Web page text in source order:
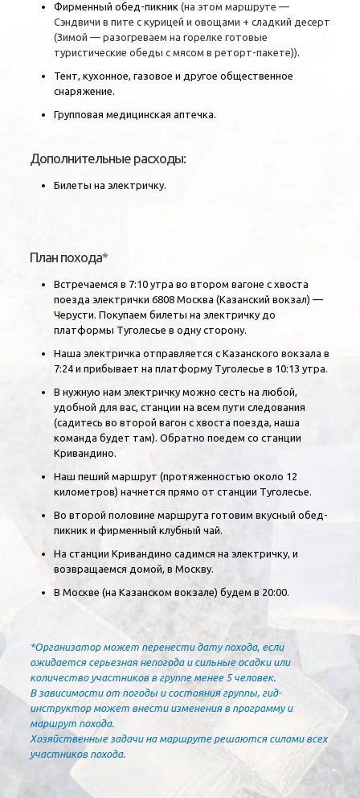
Фирменный обед-пикник (на этом маршруте —
Сэндвичи в пите с курицей и овощами + сладкий десерт
(Зимой — разогреваем на горелке готовые
туристические обеды с мясом в реторт-пакете)).
Тент, кухонное, газовое и другое общественное
снаряжение.
Групповая медицинская аптечка.
Дополнительные расходы:
Билеты на электричку.
План похода*
Встречаемся в 7:10 утра во втором вагоне с хвоста
поезда электрички 6808 Москва (Казанский вокзал) —
Черусти. Покупаем билеты на электричку до
платформы Туголесье в одну сторону.
Наша электричка отправляется с Казанского вокзала в
7:24 и прибывает на платформу Туголесье в 10:13 утра.
В нужную нам электричку можно сесть на любой,
удобной для вас, станции на всем пути следования
(садитесь во второй вагон с хвоста поезда, наша
команда будет там). Обратно поедем со станции
Кривандино.
Наш пеший маршрут (протяженностью около 12
километров) начнется прямо от станции Туголесье.
Во второй половине маршрута готовим вкусный обед-
пикник и фирменный клубный чай.
На станции Кривандино садимся на электричку, и
возвращаемся домой, в Москву.
В Москве (на Казанском вокзале) будем в 20:00.
*Организатор может перенести дату похода, если
ожидается серьезная непогода и сильные осадки или
количество участников в группе менее 5 человек.
В зависимости от погоды и состояния группы, гид-
инструктор может внести изменения в программу и
маршрут похода.
Хозяйственные задачи на маршруте решаются силами всех
участников похода.